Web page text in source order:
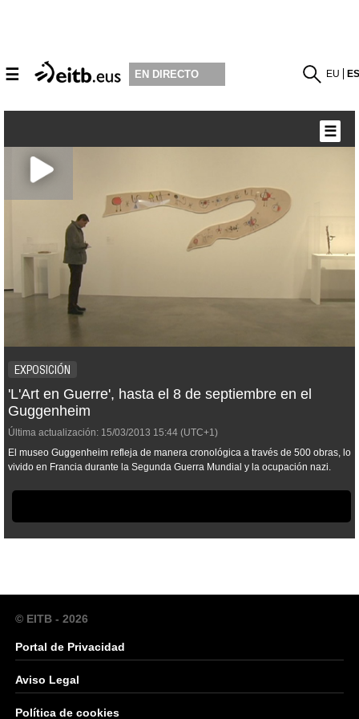
☰ EN DIRECTO EU
EXPOSICIÓN
'L'Art en Guerre', hasta el 8 de septiembre en el
Guggenheim
Última actualización: 15/03/2013 15:44 (UTC+1)
El museo Guggenheim refleja de manera cronológica a través de 500 obras, lo
vivido en Francia durante la Segunda Guerra Mundial y la ocupación nazi.
☰
© EITB - 2026
Portal de Privacidad
Aviso Legal
Política de cookies